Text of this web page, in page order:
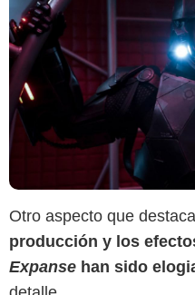
Otro aspecto que
producción y los
Expanse han sido